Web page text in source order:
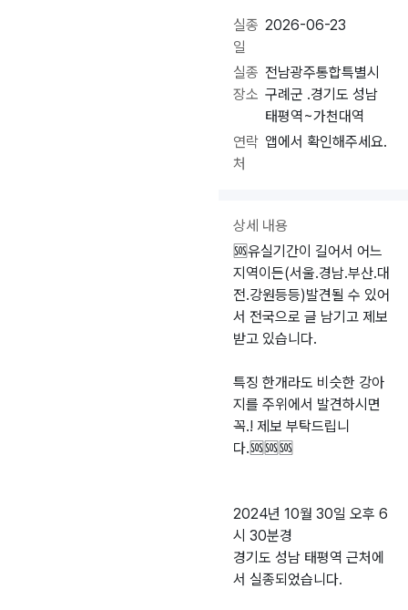
실종
일
2026-06-23
실종
장소
전남광주통합특별시
구례군 .경기도 성남
태평역~가천대역
연락
처
앱에서 확인해주세요.
상세 내용
🆘️유실기간이 길어서 어느
지역이든(서울.경남.부산.대
전.강원등등)발견될 수 있어
서 전국으로 글 남기고 제보
받고 있습니다.
특징 한개라도 비슷한 강아
지를 주위에서 발견하시면
꼭.! 제보 부탁드립니
다.🆘️🆘️🆘️
2024년 10월 30일 오후 6
시 30분경
경기도 성남 태평역 근처에
서 실종되었습니다.